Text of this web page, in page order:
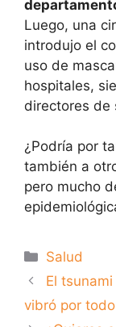
Luego, una
introdujo el
uso de
hospitales,
directores de
¿Podría por
también a
pero mucho
Categorías
Salud
El
vibró por